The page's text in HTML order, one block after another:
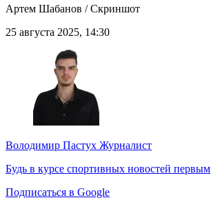
Артем Шабанов / Скриншот
25 августа 2025, 14:30
Володимир Пастух Журналист
Будь в курсе спортивных новостей первым
Подписаться в Google